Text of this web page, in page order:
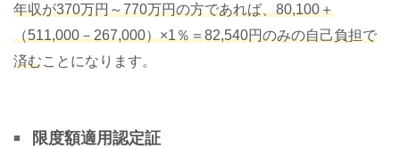
年収が370万円～770万円の方であれば、80,100＋
（511,000－267,000）×1％＝82,540円のみの自己負担で
済むことになります。
限度額適用認定証